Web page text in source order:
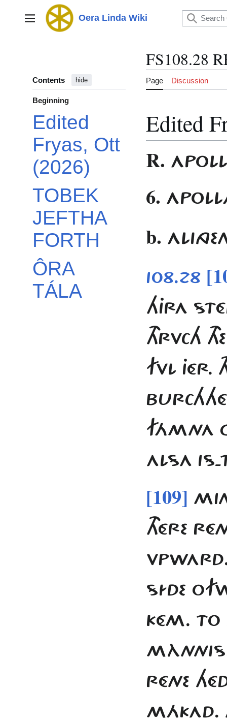
Main menu Oera Linda Wiki
Contents hide
Beginning
Edited
Fryas, Ott
(2026)
TOBEK
JEFTHA
FORTH
ÔRA
TÁLA
FS108.28
Page Discussion
Edited
R.
6.
b.
108.28
HJRA
THRVCH
FVL JÉR.
FÁMNA
ALSA IS-
[109]
THÉRE
VPWARD.
SÍDE
KÉM. TO
RÉNE
MÁKAD.